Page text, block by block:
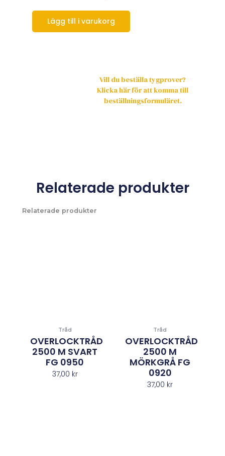
Lägg till i varukorg
Vill du beställa tygprover?
Klicka här för att komma till
beställningsformuläret.
Relaterade produkter
Relaterade produkter
Tråd
OVERLOCKTRÅD
2500 M SVART
FG 0950
37,00 kr
Tråd
OVERLOCKTRÅD
2500 M
MÖRKGRÅ FG
0920
37,00 kr